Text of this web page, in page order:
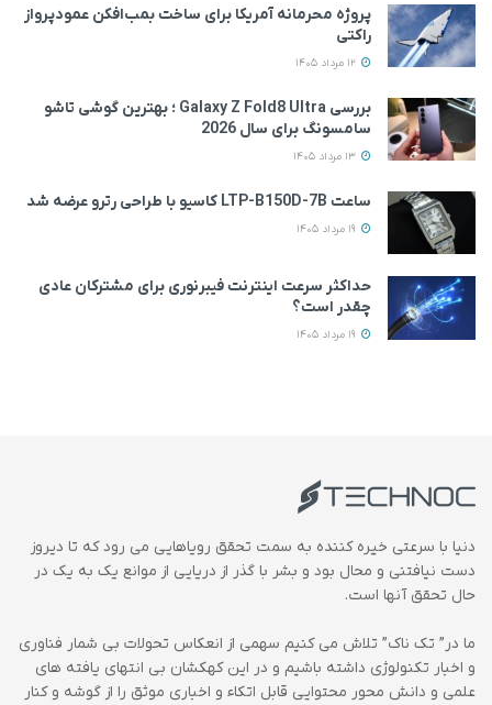
پروژه محرمانه آمریکا برای ساخت بمب‌افکن عمودپرواز
راکتی
بررسی Galaxy Z Fold8 Ultra ؛ بهترین گوشی تاشو
سامسونگ برای سال 2026
ساعت LTP-B150D-7B کاسیو با طراحی رترو عرضه شد
حداکثر سرعت اینترنت فیبرنوری برای مشترکان عادی
چقدر است؟
دنیا با سرعتی خیره کننده به سمت تحقق رویاهایی می رود که تا دیروز
دست نیافتنی و محال بود و بشر با گذر از دریایی از موانع یک به یک در
حال تحقق آنها است.
ما در” تک ناک” تلاش می کنیم سهمی از انعکاس تحولات بی شمار فناوری
و اخبار تکنولوژی داشته باشیم و در این کهکشان بی انتهای یافته های
علمی و دانش محور محتوایی قابل اتکاء و اخباری موثق را از گوشه و کنار